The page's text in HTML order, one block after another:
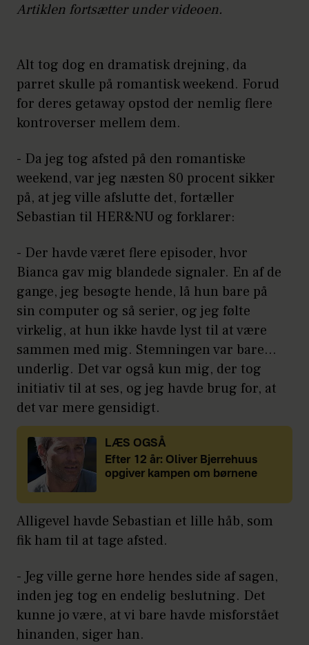
Artiklen fortsætter under videoen.
Alt tog dog en dramatisk drejning, da
parret skulle på romantisk weekend. Forud
for deres getaway opstod der nemlig flere
kontroverser mellem dem.
- Da jeg tog afsted på den romantiske
weekend, var jeg næsten 80 procent sikker
på, at jeg ville afslutte det, fortæller
Sebastian til HER&NU og forklarer:
- Der havde været flere episoder, hvor
Bianca gav mig blandede signaler. En af de
gange, jeg besøgte hende, lå hun bare på
sin computer og så serier, og jeg følte
virkelig, at hun ikke havde lyst til at være
sammen med mig. Stemningen var bare...
underlig. Det var også kun mig, der tog
initiativ til at ses, og jeg havde brug for, at
det var mere gensidigt.
LÆS OGSÅ
Efter 12 år: Oliver Bjerrehuus
opgiver kampen om børnene
Alligevel havde Sebastian et lille håb, som
fik ham til at tage afsted.
- Jeg ville gerne høre hendes side af sagen,
inden jeg tog en endelig beslutning. Det
kunne jo være, at vi bare havde misforstået
hinanden, siger han.